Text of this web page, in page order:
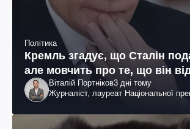
Політика
Кремль згадує, що Сталін
але мовчить про те, що він
Віталій Портніков3 дні тому
Журналіст, лауреат Національної